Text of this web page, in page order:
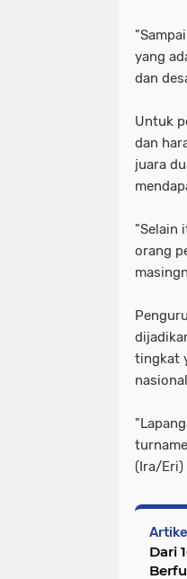
yang
dan
Untuk
dan
juara
"Selain
orang
tingkat
(Ira/Eri)
Dari